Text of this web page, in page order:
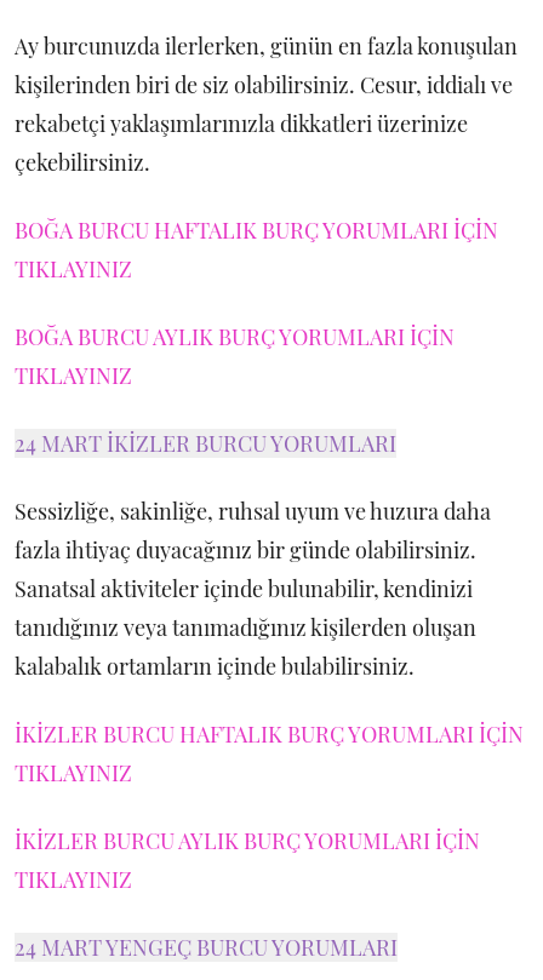
Ay burcunuzda ilerlerken, günün en fazla konuşulan
kişilerinden biri de siz olabilirsiniz. Cesur, iddialı ve
rekabetçi yaklaşımlarınızla dikkatleri üzerinize
çekebilirsiniz.
BOĞA BURCU HAFTALIK BURÇ YORUMLARI İÇİN
TIKLAYINIZ
BOĞA BURCU AYLIK BURÇ YORUMLARI İÇİN
TIKLAYINIZ
24 MART İKİZLER BURCU YORUMLARI
Sessizliğe, sakinliğe, ruhsal uyum ve huzura daha
fazla ihtiyaç duyacağınız bir günde olabilirsiniz.
Sanatsal aktiviteler içinde bulunabilir, kendinizi
tanıdığınız veya tanımadığınız kişilerden oluşan
kalabalık ortamların içinde bulabilirsiniz.
İKİZLER BURCU HAFTALIK BURÇ YORUMLARI İÇİN
TIKLAYINIZ
İKİZLER BURCU AYLIK BURÇ YORUMLARI İÇİN
TIKLAYINIZ
24 MART YENGEÇ BURCU YORUMLARI